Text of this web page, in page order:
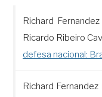
Richard
Ricardo Ribeiro
defesa nacional:
Richard Fernandez